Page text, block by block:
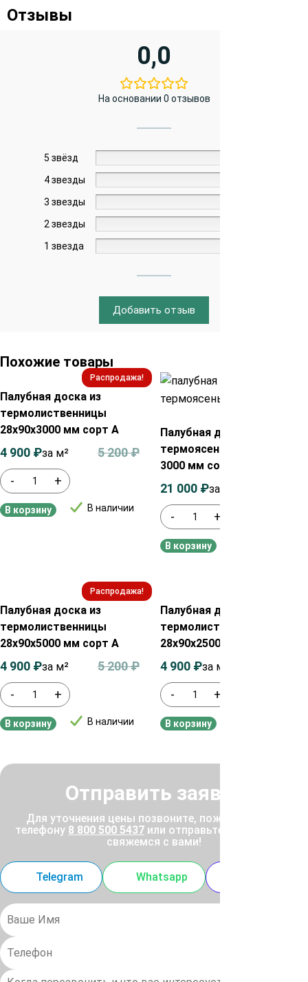
Отзывы
0,0
На основании 0 отзывов
5 звёзд
4 звезды
3 звезды
2 звезды
1 звезда
Добавить отзыв
Похожие товары
Распродажа!
Палубная доска из
термолиственницы
28х90х3000 мм сорт А
- +
В наличии
5 200₽
4 900 ₽за м²
В корзину
Палубная доска из
термоясеня 40х100х900-
3000 мм сорт Экстра
- +
21 000 ₽за м²
В корзину
Распродажа!
Палубная доска из
термолиственницы
28х90х5000 мм сорт А
- +
В наличии
5 200₽
4 900 ₽за м²
В корзину
Палубная доска из
термолиственницы
28х90х2500 мм сорт А
- +
4 900 ₽за м²
В корзину
Отправить заявку
Для уточнения цены позвоните, пожалуйста, по
телефону 8 800 500 5437 или отправьте заявку, и мы
свяжемся с вами!
Telegram Whatsapp